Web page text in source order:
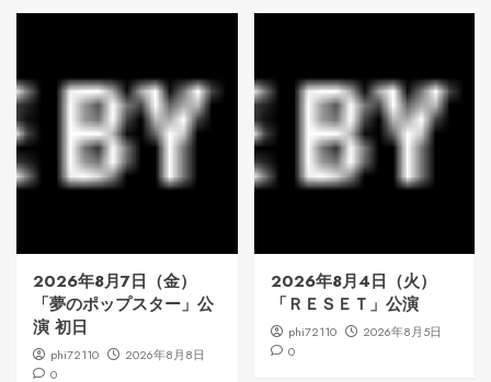
2026年8月7日（金）
「夢のポップスター」公
演 初日
phi72110
2026年8月8日
0
2026年8月4日（火）
「ＲＥＳＥＴ」公演
phi72110
2026年8月5日
0